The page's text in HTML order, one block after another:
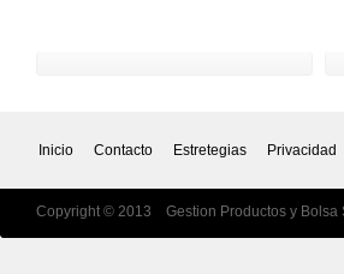
Inicio Contacto Estretegias Privacidad
Copyright © 2013 Gestion Productos y